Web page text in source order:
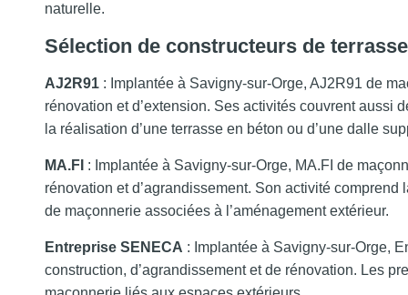
naturelle.
Sélection de constructeurs de
AJ2R91 : Implantée à Savigny-sur-Orge, AJ2R91 de
rénovation et d’extension. Ses activités couvrent aussi
la réalisation d’une terrasse en béton ou d’une dalle
MA.FI : Implantée à Savigny-sur-Orge, MA.FI de
rénovation et d’agrandissement. Son activité
de maçonnerie associées à l’aménagement extérieur.
Entreprise SENECA : Implantée à Savigny-sur-Orge,
construction, d’agrandissement et de rénovation. Les